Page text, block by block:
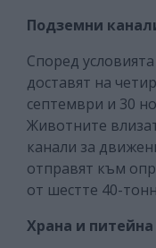
Подземни
Според
доставят на
септември и 30
Животните
канали за
отправят към
от шестте 40-
Храна и